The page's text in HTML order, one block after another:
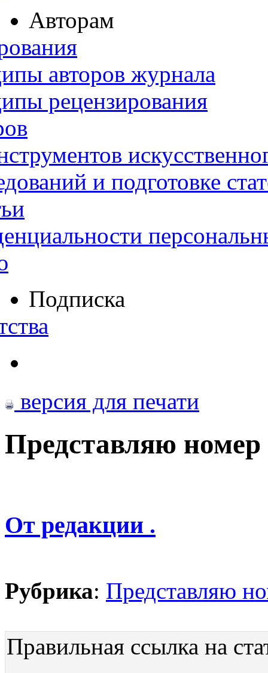
Авторам
авторов журнала
рецензирования
и подготовке
Подписка
версия для печати
Представляю номер
От редакции .
Рубрика: Представляю
Правильная ссылка на